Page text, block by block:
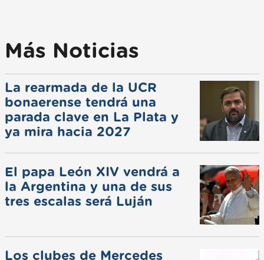
Más Noticias
La rearmada de la UCR
bonaerense tendrá una
parada clave en La Plata y
ya mira hacia 2027
El papa León XIV vendrá a
la Argentina y una de sus
tres escalas será Luján
Los clubes de Mercedes